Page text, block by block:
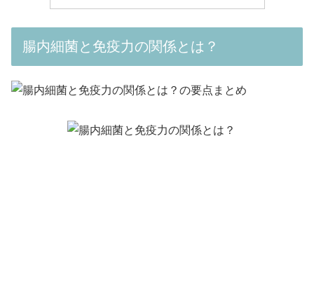
腸内細菌と免疫力の関係とは？